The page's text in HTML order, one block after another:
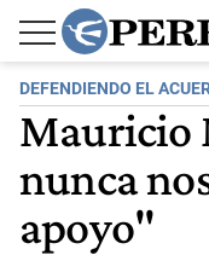
DEFENDIENDO EL
Mauricio
nunca
apoyo"